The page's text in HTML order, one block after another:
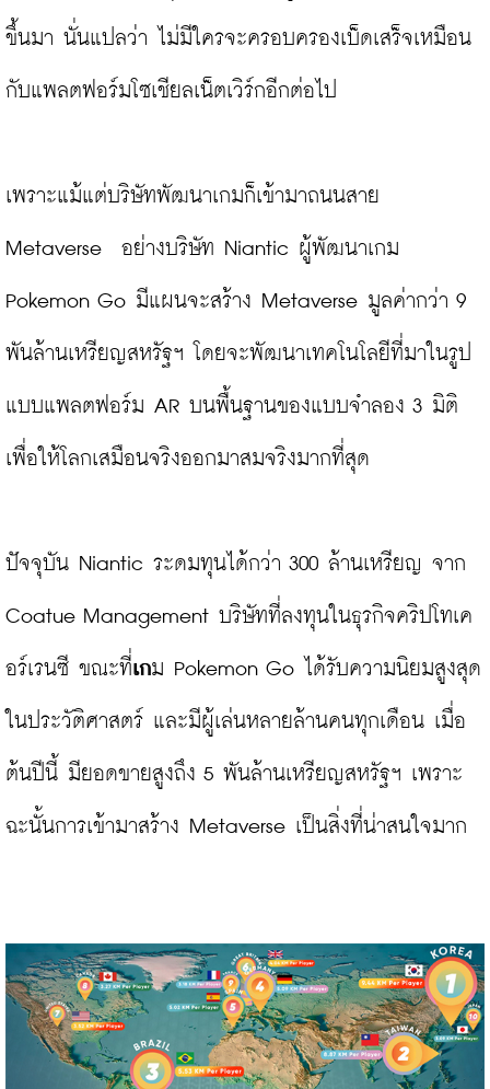
ขึ้นมา นั่นแปลว่า ไม่มีใครจะครอบครองเบ็ดเสร็จเหมือน
กับแพลตฟอร์มโซเชียลเน็ตเวิร์กอีกต่อไป
เพราะแม้แต่บริษัทพัฒนาเกมก็เข้ามาถนนสาย
Metaverse  อย่างบริษัท Niantic ผู้พัฒนาเกม
Pokemon Go มีแผนจะสร้าง Metaverse มูลค่ากว่า 9
พันล้านเหรียญสหรัฐฯ โดยจะพัฒนาเทคโนโลยีที่มาในรูป
แบบแพลตฟอร์ม AR บนพื้นฐานของแบบจำลอง 3 มิติ
เพื่อให้โลกเสมือนจริงออกมาสมจริงมากที่สุด
ปัจจุบัน Niantic ระดมทุนได้กว่า 300 ล้านเหรียญ จาก
Coatue Management บริษัทที่ลงทุนในธุรกิจคริปโทเค
อร์เรนซี ขณะที่เกม Pokemon Go ได้รับความนิยมสูงสุด
ในประวัติศาสตร์ และมีผู้เล่นหลายล้านคนทุกเดือน เมื่อ
ต้นปีนี้ มียอดขายสูงถึง 5 พันล้านเหรียญสหรัฐฯ เพราะ
ฉะนั้นการเข้ามาสร้าง Metaverse เป็นสิ่งที่น่าสนใจมาก